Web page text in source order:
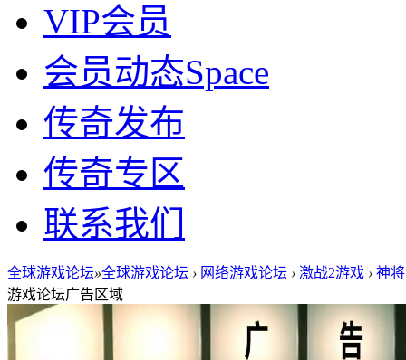
VIP会员
会员动态Space
传奇发布
传奇专区
联系我们
全球游戏论坛»全球游戏论坛 › 网络游戏论坛 › 激战2游戏 › 神
游戏论坛广告区域